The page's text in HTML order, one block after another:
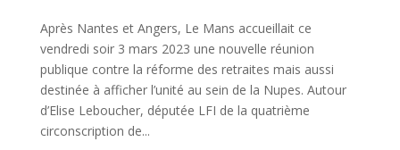
Après Nantes et Angers, Le Mans accueillait ce
vendredi soir 3 mars 2023 une nouvelle réunion
publique contre la réforme des retraites mais aussi
destinée à afficher l’unité au sein de la Nupes. Autour
d’Elise Leboucher, députée LFI de la quatrième
circonscription de...